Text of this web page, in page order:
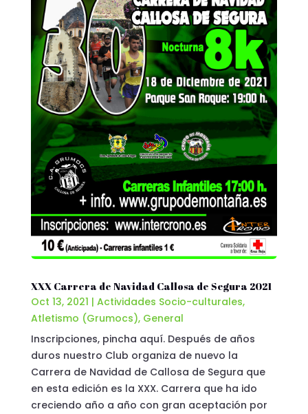
XXX Carrera de Navidad Callosa de Segura 2021
Oct 13, 2021 | Actividades Socio-culturales,
Atletismo (Grumocs), General
Inscripciones, pincha aquí. Después de años
duros nuestro Club organiza de nuevo la
Carrera de Navidad de Callosa de Segura que
en esta edición es la XXX. Carrera que ha ido
creciendo año a año con gran aceptación por